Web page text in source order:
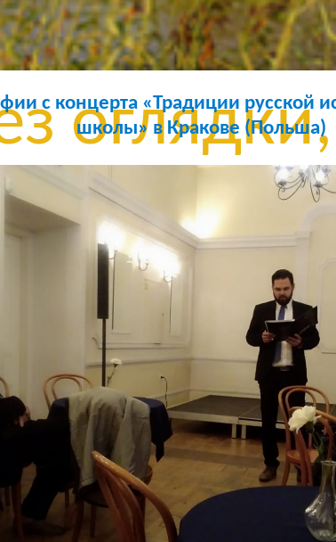
без
без
обмана,
без
с концерта «Традиции русской
школы» в Кракове (Польша)